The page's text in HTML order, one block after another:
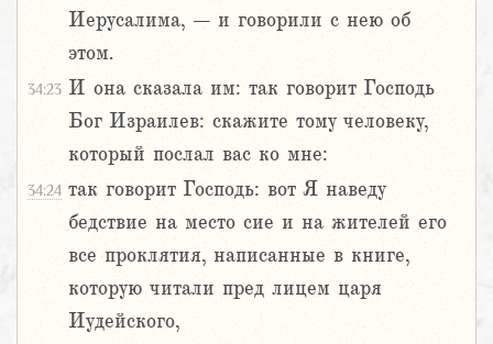
Иерусалима, – и говорили с нею об
этом.
34:23 И она сказала им: так говорит Господь
Бог Израилев: скажите тому человеку,
который послал вас ко мне:
34:24 так говорит Господь: вот Я наведу
бедствие на место сие и на жителей его
все проклятия, написанные в книге,
которую читали пред лицем царя
Иудейского,